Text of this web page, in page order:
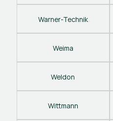
Warner-Technik
Weima
Weldon
Wittmann